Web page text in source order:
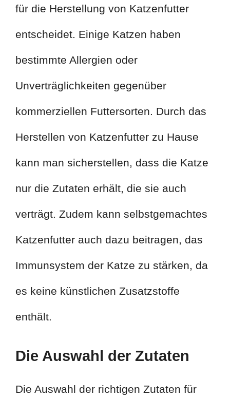
für die Herstellung von Katzenfutter
entscheidet. Einige Katzen haben
bestimmte Allergien oder
Unverträglichkeiten gegenüber
kommerziellen Futtersorten. Durch das
Herstellen von Katzenfutter zu Hause
kann man sicherstellen, dass die Katze
nur die Zutaten erhält, die sie auch
verträgt. Zudem kann selbstgemachtes
Katzenfutter auch dazu beitragen, das
Immunsystem der Katze zu stärken, da
es keine künstlichen Zusatzstoffe
enthält.
Die Auswahl der Zutaten
Die Auswahl der richtigen Zutaten für